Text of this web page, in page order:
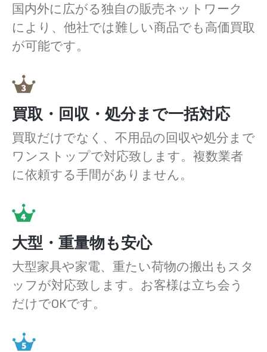
国内外に広がる独自の販売ネットワーク
により、他社では難しい商品でも高価買取
が可能です。
買取・回収・処分まで一括対応
買取だけでなく、不用品の回収や処分まで
ワンストップで対応致します。複数業者
に依頼する手間がありません。
大型・重量物も安心
大型家具や家電、重たい荷物の搬出もスタ
ッフが対応致します。お客様は立ち会う
だけでOKです。